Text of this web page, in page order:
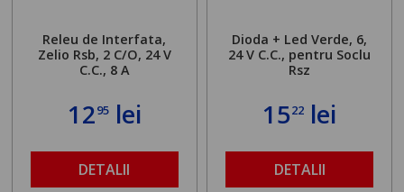
Releu de Interfata,
Zelio Rsb, 2 C/O, 24 V
C.C., 8 A
1295lei
DETALII
Dioda + Led Verde, 6,
24 V C.C., pentru Soclu
Rsz
1522 lei
DETALII